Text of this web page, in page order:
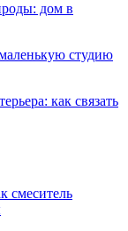
дом в
студию
как связать
смеситель